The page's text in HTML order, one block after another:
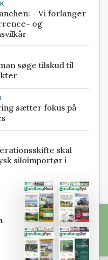
- Vi forlanger
og
søge tilskud til
sætter fokus på
skal
siloimportør i